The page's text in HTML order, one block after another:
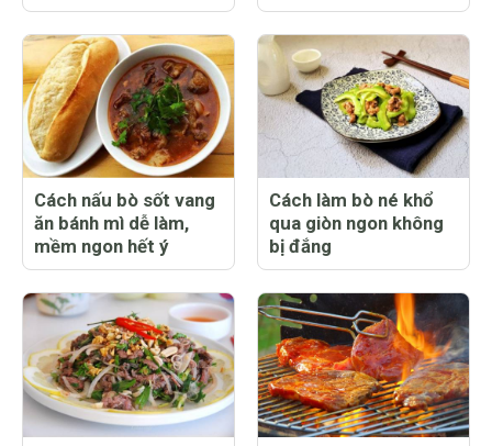
Cách nấu bò sốt vang
ăn bánh mì dễ làm,
mềm ngon hết ý
Cách làm bò né khổ
qua giòn ngon không
bị đắng